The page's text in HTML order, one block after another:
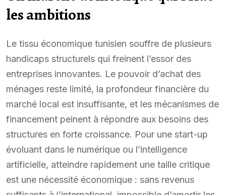
les ambitions
Le tissu économique tunisien souffre de plusieurs
handicaps structurels qui freinent l’essor des
entreprises innovantes. Le pouvoir d’achat des
ménages reste limité, la profondeur financière du
marché local est insuffisante, et les mécanismes de
financement peinent à répondre aux besoins des
structures en forte croissance. Pour une start-up
évoluant dans le numérique ou l’intelligence
artificielle, atteindre rapidement une taille critique
est une nécessité économique : sans revenus